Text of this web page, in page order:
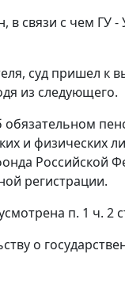
связи с чем ГУ
суд пришел к
из следующего.
обязательном
и физических
Российской
регистрации.
п. 1 ч. 2
о